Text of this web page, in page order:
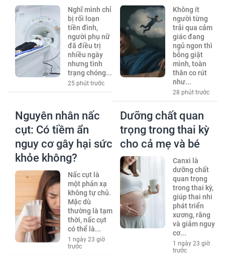
Nghĩ mình chỉ
bị rối loạn
tiền đình,
người phụ nữ
đã điều trị
nhiều ngày
nhưng tình
trạng chóng...
25 phút trước
Không ít
người từng
trải qua cảm
giác đang
ngủ ngon thì
bỗng giật
mình, toàn
thân co rút
như...
28 phút trước
Nguyên nhân nấc
cụt: Có tiềm ẩn
nguy cơ gây hại sức
khỏe không?
Nấc cụt là
một phản xạ
không tự chủ.
Mặc dù
thường là tạm
thời, nấc cụt
có thể là...
1 ngày 23 giờ
trước
Dưỡng chất quan
trọng trong thai kỳ
cho cả mẹ và bé
Canxi là
dưỡng chất
quan trọng
trong thai kỳ,
giúp thai nhi
phát triển
xương, răng
và giảm nguy
cơ...
1 ngày 23 giờ
trước